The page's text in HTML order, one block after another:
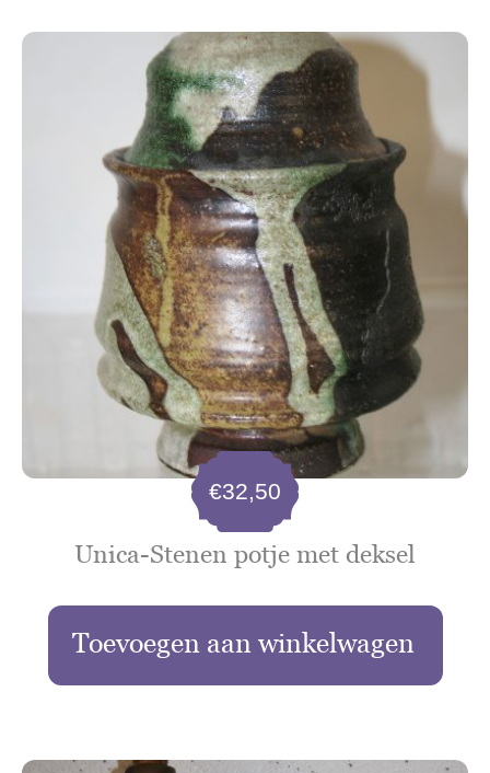
Unica-Stenen potje met deksel
€32,50
Toevoegen aan winkelwagen